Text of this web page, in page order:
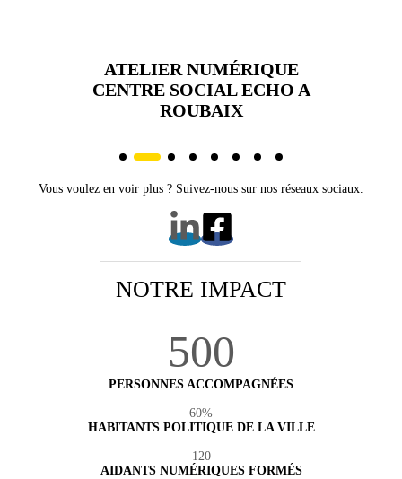
ATELIER NUMÉRIQUE
CENTRE SOCIAL ECHO A
ROUBAIX
Vous voulez en voir plus ? Suivez-nous sur nos réseaux sociaux.
NOTRE IMPACT
500
PERSONNES ACCOMPAGNÉES
60%
HABITANTS POLITIQUE DE LA VILLE
120
AIDANTS NUMÉRIQUES FORMÉS